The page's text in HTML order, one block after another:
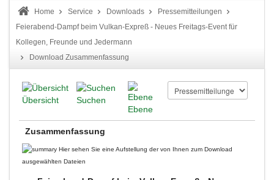
Home Service Downloads
Pressemitteilungen
Feierabend-Dampf beim Vulkan-Expreß - Neues Freitags-Event für
Kollegen, Freunde und Jedermann
Download Zusammenfassung
Übersicht
Suchen
Ebene
Zusammenfassung
Hier sehen Sie eine Aufstellung der von Ihnen zum Download
ausgewählten Dateien